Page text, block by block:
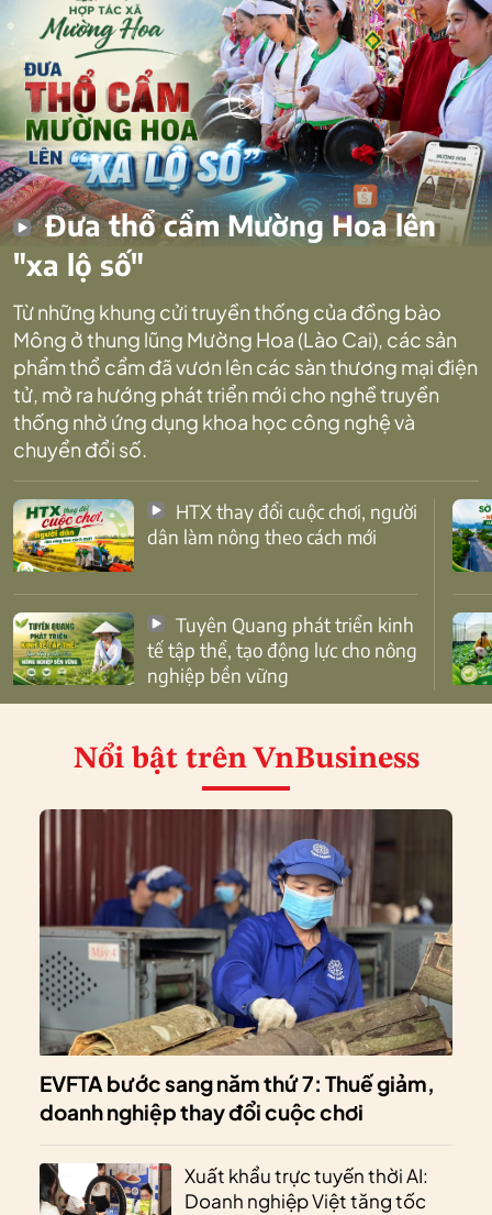
Đưa thổ cẩm Mường Hoa lên
"xa lộ số"
Từ những khung cửi truyền thống của đồng bào
Mông ở thung lũng Mường Hoa (Lào Cai), các sản
phẩm thổ cẩm đã vươn lên các sàn thương mại điện
tử, mở ra hướng phát triển mới cho nghề truyền
thống nhờ ứng dụng khoa học công nghệ và
chuyển đổi số.
dân làm nông theo cách mới
tế tập thể, tạo động lực cho nông
nghiệp bền vững
Nổi bật trên VnBusiness
EVFTA bước sang năm thứ 7: Thuế giảm,
doanh nghiệp thay đổi cuộc chơi
Xuất khẩu trực tuyến thời AI:
Doanh nghiệp Việt tăng tốc